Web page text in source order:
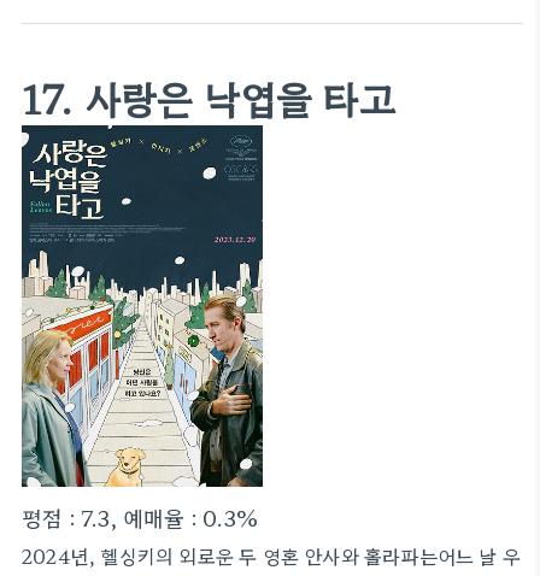
17. 사랑은 낙엽을 타고
평점 : 7.3, 예매율 : 0.3%
2024년, 헬싱키의 외로운 두 영혼 안사와 홀라파는어느 날 우